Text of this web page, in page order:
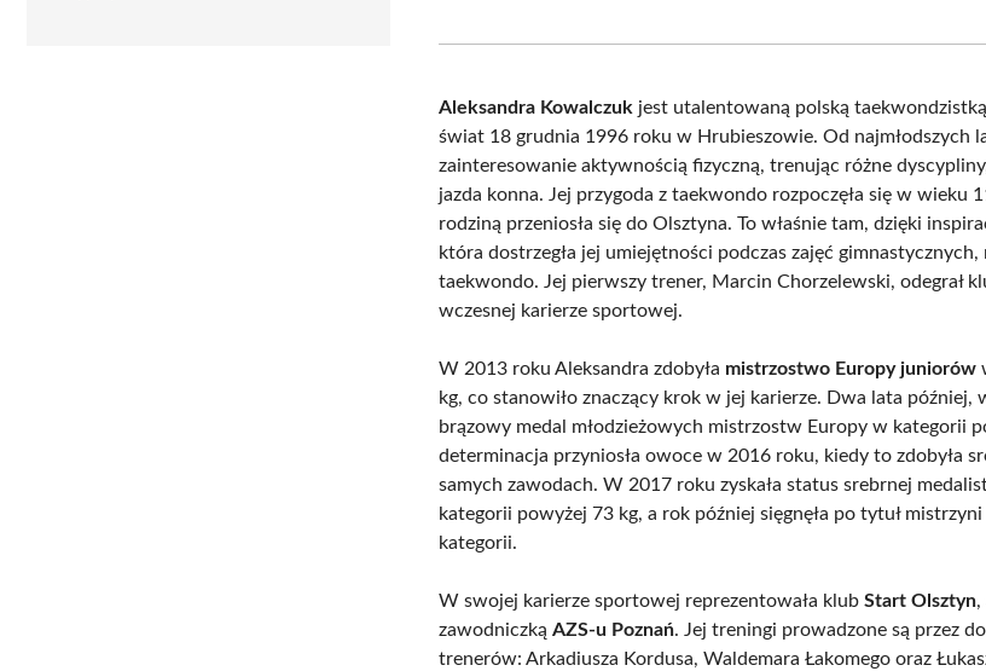
(Twitter)
Aleksandra Kowalczuk jest utalentowaną polską
świat 18 grudnia 1996 roku w Hrubieszowie. Od najmłodszych
zainteresowanie aktywnością fizyczną, trenując różne
jazda konna. Jej przygoda z taekwondo rozpoczęła się w wieku
rodziną przeniosła się do Olsztyna. To właśnie tam, dzięki
która dostrzegła jej umiejętności podczas zajęć
taekwondo. Jej pierwszy trener, Marcin Chorzelewski, odegrał
wczesnej karierze sportowej.
W 2013 roku Aleksandra zdobyła mistrzostwo Europy juniorów
kg, co stanowiło znaczący krok w jej karierze. Dwa lata później,
brązowy medal młodzieżowych mistrzostw Europy w kategorii
determinacja przyniosła owoce w 2016 roku, kiedy to zdobyła
samych zawodach. W 2017 roku zyskała status srebrnej
kategorii powyżej 73 kg, a rok później sięgnęła po tytuł
kategorii.
W swojej karierze sportowej reprezentowała klubStart Olsztyn,
zawodniczkąAZS-u Poznań. Jej treningi prowadzone są przez
trenerów: Arkadiusza Kordusa, Waldemara Łakomego oraz